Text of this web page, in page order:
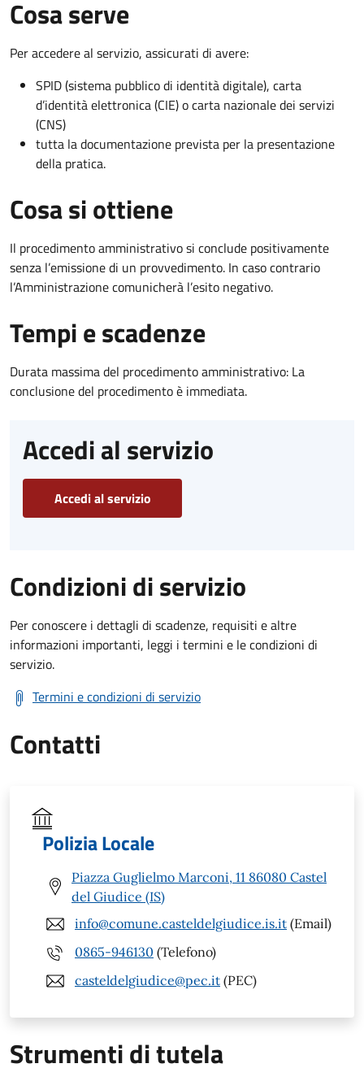
Cosa serve
Per accedere al servizio, assicurati di avere:
SPID (sistema pubblico di identità digitale), carta
d’identità elettronica (CIE) o carta nazionale dei servizi
(CNS)
tutta la documentazione prevista per la presentazione
della pratica.
Cosa si ottiene
Il procedimento amministrativo si conclude positivamente
senza l’emissione di un provvedimento. In caso contrario
l’Amministrazione comunicherà l’esito negativo.
Tempi e scadenze
Durata massima del procedimento amministrativo: La
conclusione del procedimento è immediata.
Accedi al servizio
Accedi al servizio
Condizioni di servizio
Per conoscere i dettagli di scadenze, requisiti e altre
informazioni importanti, leggi i termini e le condizioni di
servizio.
Termini e condizioni di servizio
Contatti
Polizia Locale
Piazza Guglielmo Marconi, 11 86080 Castel
del Giudice (IS)
info@comune.casteldelgiudice.is.it (Email)
0865-946130 (Telefono)
casteldelgiudice@pec.it (PEC)
Strumenti di tutela